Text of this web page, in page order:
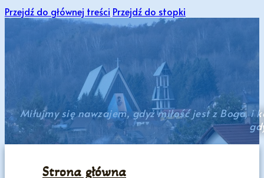
Przejdź do głównej treści Przejdź do stopki
Miłujmy się nawzajem, gdyż miłość jest z Boga, i
Strona główna